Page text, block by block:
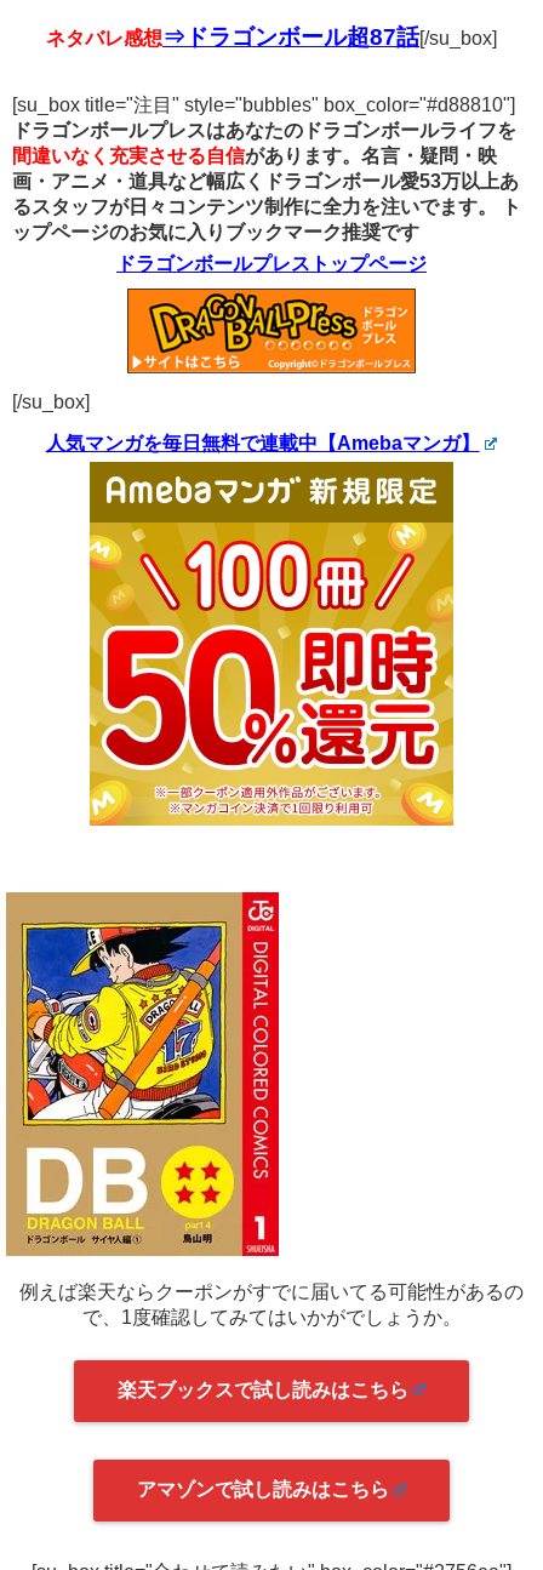
ネタバレ感想⇒ドラゴンボール超87話[/su_box]
[su_box title="注目" style="bubbles" box_color="#d88810"]
ドラゴンボールプレスはあなたのドラゴンボールライフを
間違いなく充実させる自信があります。名言・疑問・映
画・アニメ・道具など幅広くドラゴンボール愛53万以上あ
るスタッフが日々コンテンツ制作に全力を注いでます。
ト
ップページのお気に入りブックマーク推奨です
ドラゴンボールプレストップページ
[/su_box]
人気マンガを毎日無料で連載中【Amebaマンガ】
例えば楽天ならクーポンがすでに届いてる可能性があるの
で、1度確認してみてはいかがでしょうか。
楽天ブックスで試し読みはこちら
アマゾンで試し読みはこちら